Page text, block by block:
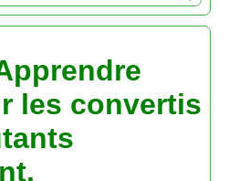
les convertis